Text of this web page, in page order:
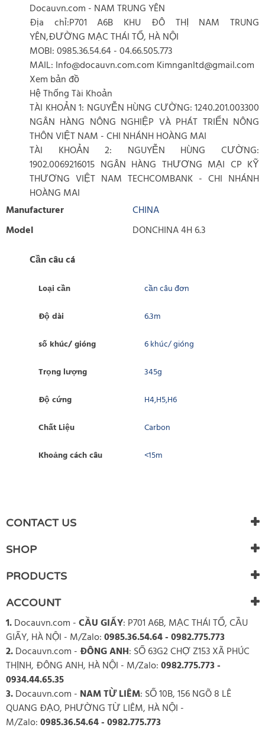
Docauvn.com - NAM TRUNG YÊN
Địa chỉ:P701 A6B KHU ĐÔ THỊ NAM TRUNG
YÊN,ĐƯỜNG MẠC THÁI TỔ, HÀ NỘI
MOBI: 0985.36.54.64 - 04.66.505.773
MAIL: Info@docauvn.com.com Kimnganltd@gmail.com
Xem bản đồ
Hệ Thống Tài Khoản
TÀI KHOẢN 1: NGUYỄN HÙNG CƯỜNG: 1240.201.003300
NGÂN HÀNG NÔNG NGHIỆP VÀ PHÁT TRIỂN NÔNG
THÔN VIỆT NAM - CHI NHÁNH HOÀNG MAI
TÀI KHOẢN 2: NGUYỄN HÙNG CƯỜNG:
1902.0069216015 NGÂN HÀNG THƯƠNG MẠI CP KỸ
THƯƠNG VIỆT NAM TECHCOMBANK - CHI NHÁNH
HOÀNG MAI
Manufacturer
CHINA
Model
DONCHINA 4H 6.3
Cần câu cá
Loại cần cần câu đơn
Độ dài 6.3m
số khúc/ gióng 6 khúc/ gióng
Trọng lượng 345g
Độ cứng H4,H5,H6
Chất Liệu Carbon
Khoảng cách câu <15m
There are currently no product reviews. Be the first who write
review
CONTACT US
SHOP
PRODUCTS
ACCOUNT
1.Docauvn.com -CẦU GIẤY: P701 A6B, MẠC THÁI TỔ, CẦU
GIẤY, HÀ NỘI - M/Zalo:0985.36.54.64 - 0982.775.773
2.Docauvn.com - ĐÔNG ANH: SỐ 63G2 CHỢ Z153 XÃ PHÚC
THỊNH, ĐÔNG ANH, HÀ NỘI - M/Zalo:0982.775.773 -
0934.44.65.35
3.Docauvn.com - NAM TỪ LIÊM: SỐ 10B, 156 NGÕ 8 LÊ
QUANG ĐẠO, PHƯỜNG TỪ LIÊM, HÀ NỘI -
M/Zalo:0985.36.54.64 - 0982.775.773